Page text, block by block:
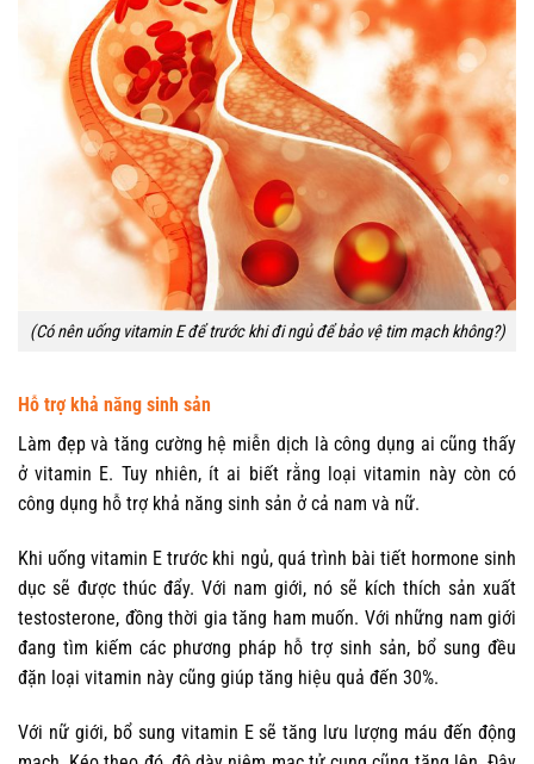
(Có nên uống vitamin E để trước khi đi ngủ để bảo vệ tim mạch không?)
Hỗ trợ khả năng sinh sản
Làm đẹp và tăng cường hệ miễn dịch là công dụng ai cũng thấy
ở vitamin E. Tuy nhiên, ít ai biết rằng loại vitamin này còn có
công dụng hỗ trợ khả năng sinh sản ở cả nam và nữ.
Khi uống vitamin E trước khi ngủ, quá trình bài tiết hormone sinh
dục sẽ được thúc đẩy. Với nam giới, nó sẽ kích thích sản xuất
testosterone, đồng thời gia tăng ham muốn. Với những nam giới
đang tìm kiếm các phương pháp hỗ trợ sinh sản, bổ sung đều
đặn loại vitamin này cũng giúp tăng hiệu quả đến 30%.
Với nữ giới, bổ sung vitamin E sẽ tăng lưu lượng máu đến động